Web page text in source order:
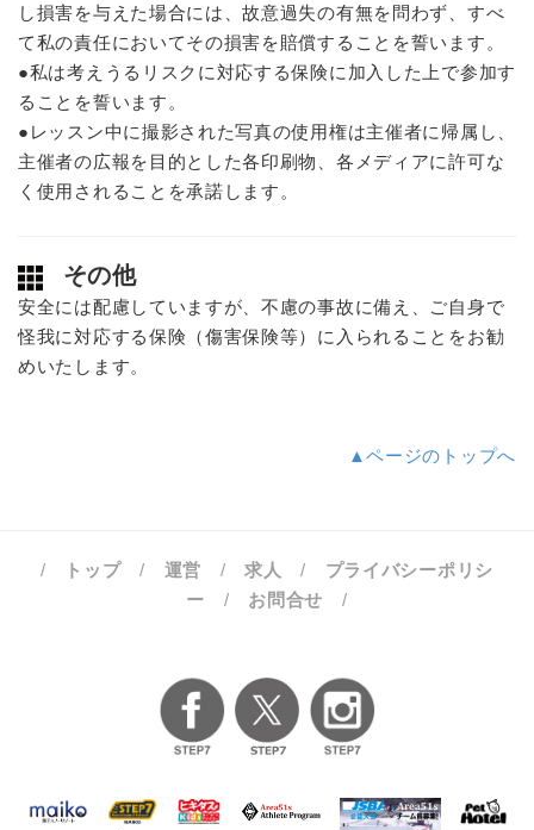
し損害を与えた場合には、故意過失の有無を問わず、すべ
て私の責任においてその損害を賠償することを誓います。
●私は考えうるリスクに対応する保険に加入した上で参加す
ることを誓います。
●レッスン中に撮影された写真の使用権は主催者に帰属し、
主催者の広報を目的とした各印刷物、各メディアに許可な
く使用されることを承諾します。
その他
安全には配慮していますが、不慮の事故に備え、ご自身で
怪我に対応する保険（傷害保険等）に入られることをお勧
めいたします。
▲ページのトップへ
/ トップ/ 運営 /求人 / プライバシーポリシ
ー / お問合せ /